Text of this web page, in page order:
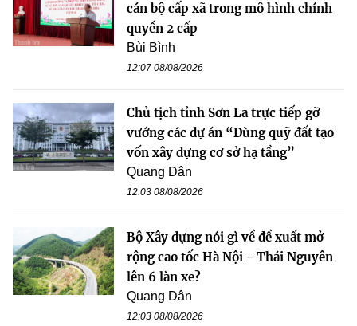
cán bộ cấp xã trong mô hình chính
quyền 2 cấp
Bùi Bình
12:07 08/08/2026
Chủ tịch tỉnh Sơn La trực tiếp gỡ
vướng các dự án “Dùng quỹ đất tạo
vốn xây dựng cơ sở hạ tầng”
Quang Dân
12:03 08/08/2026
Bộ Xây dựng nói gì về đề xuất mở
rộng cao tốc Hà Nội - Thái Nguyên
lên 6 làn xe?
Quang Dân
12:03 08/08/2026